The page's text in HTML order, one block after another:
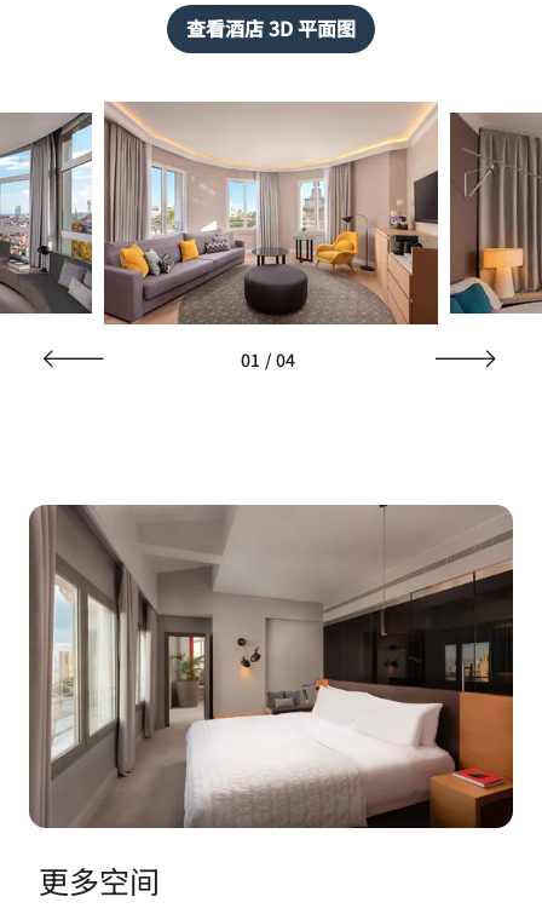
查看酒店 3D 平面图
01 / 04
更多空间